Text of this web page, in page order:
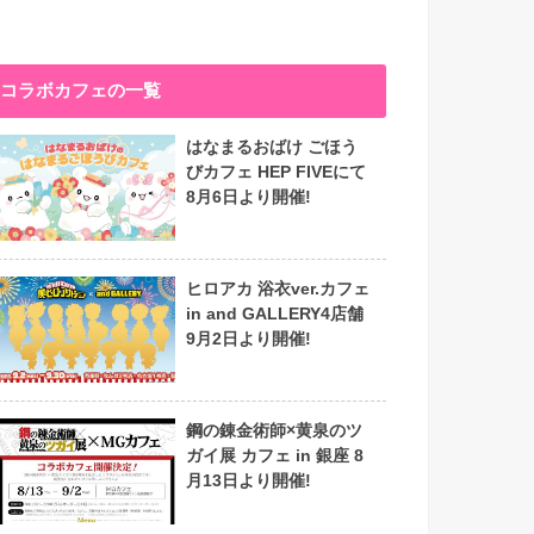
コラボカフェの一覧
はなまるおばけ ごほう
びカフェ HEP FIVEにて
8月6日より開催!
ヒロアカ 浴衣ver.カフェ
in and GALLERY4店舗
9月2日より開催!
鋼の錬金術師×黄泉のツ
ガイ展 カフェ in 銀座 8
月13日より開催!